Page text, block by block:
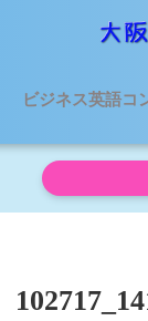
ビジネス英語コ